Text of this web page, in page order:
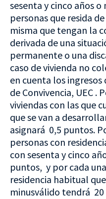
sesenta y cinco años
personas que resida
misma que tengan la
derivada de una
permanente o una
caso de vivienda no
en cuenta los
de Convivencia, UEC .
viviendas con las que
que se van a
asignará 0,5 puntos.
personas con
con sesenta y cinco
puntos, y por cada
residencia habitual
minusválido tendrá